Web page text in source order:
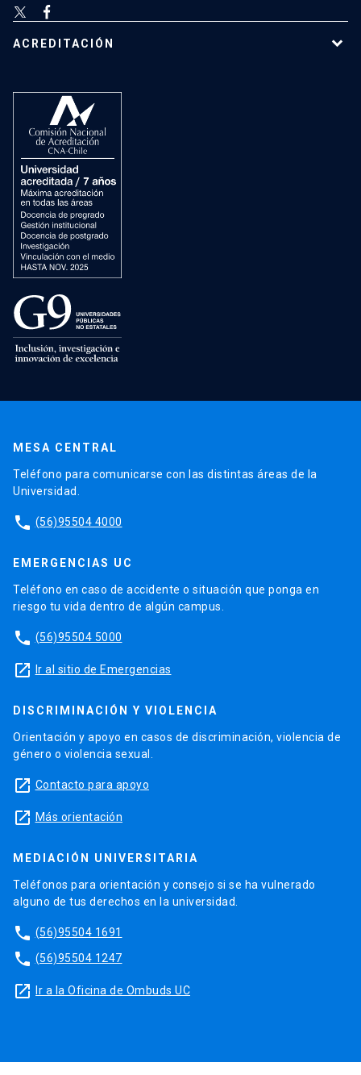
ACREDITACIÓN
MESA CENTRAL
Teléfono para comunicarse con las distintas áreas de la
Universidad.
phone (56)95504 4000
EMERGENCIAS UC
Teléfono en caso de accidente o situación que ponga en
riesgo tu vida dentro de algún campus.
phone (56)95504 5000
launch Ir al sitio de Emergencias
DISCRIMINACIÓN Y VIOLENCIA
Orientación y apoyo en casos de discriminación, violencia de
género o violencia sexual.
launch Contacto para apoyo
launch Más orientación
MEDIACIÓN UNIVERSITARIA
Teléfonos para orientación y consejo si se ha vulnerado
alguno de tus derechos en la universidad.
phone (56)95504 1691
phone (56)95504 1247
launch Ir a la Oficina de Ombuds UC